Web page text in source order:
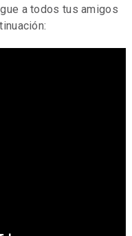
a todos tus amigos